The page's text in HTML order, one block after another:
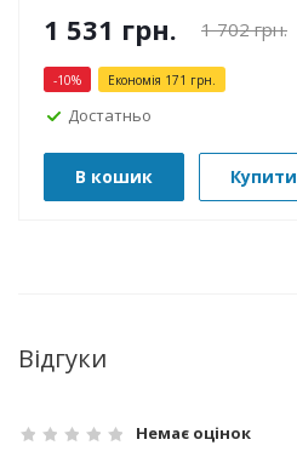
1 531 грн. 1 702грн.
-10% Економія 171 грн.
Достатньо
В кошик
Відгуки
Немає оцінок